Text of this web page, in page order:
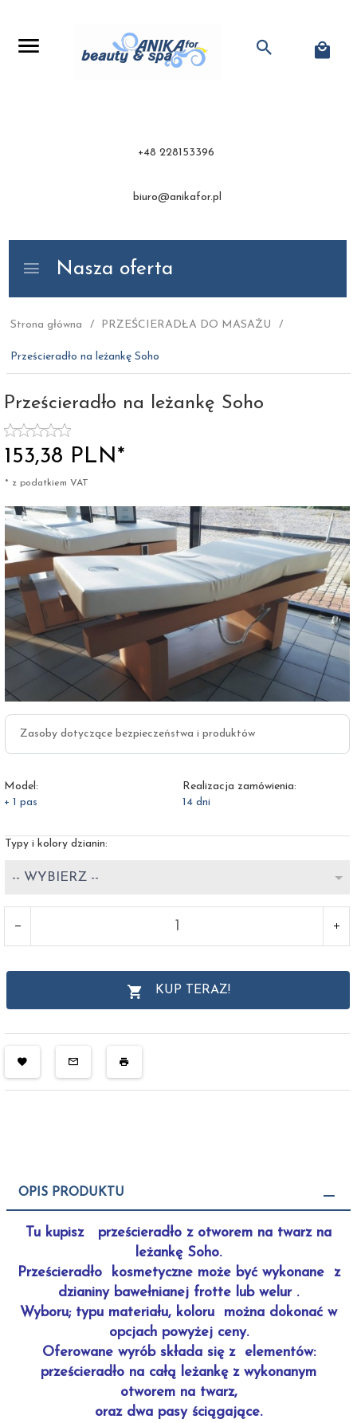
+48 228153396
biuro@anikafor.pl
Nasza oferta
Strona główna PRZEŚCIERADŁA DO MASAŻU
Prześcieradło na leżankę Soho
Prześcieradło na leżankę Soho
153,38 PLN*
* z podatkiem VAT
Zasoby dotyczące bezpieczeństwa i produktów
Model:
+ 1 pas
Realizacja zamówienia:
14 dni
Typy i kolory dzianin:
-- WYBIERZ --
KUP TERAZ!
OPIS PRODUKTU
Tu kupisz prześcieradło z otworem na twarz na
leżankę Soho.
Prześcieradło kosmetyczne może być wykonane z
dzianiny bawełnianej frotte lub welur .
Wyboru; typu materiału, koloru można dokonać w
opcjach powyżej ceny.
Oferowane wyrób składa się z elementów:
prześcieradło na całą leżankę z wykonanym
otworem na twarz,
oraz dwa pasy ściągające.